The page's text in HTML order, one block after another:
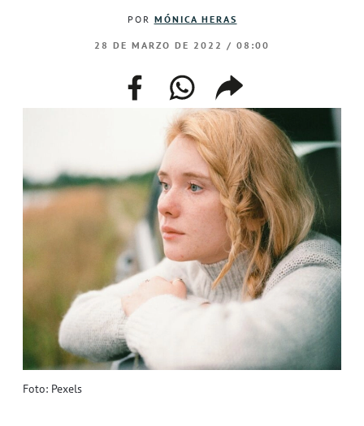
Foto: Pexels
POR MÓNICA HERAS
28 DE MARZO DE 2022 / 08:00
facebookwhatsappcompartir
enlace